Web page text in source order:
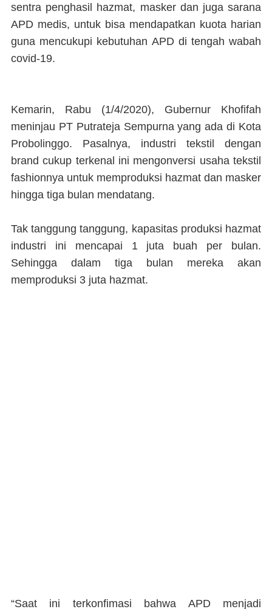
sentra penghasil hazmat, masker dan juga sarana
APD medis, untuk bisa mendapatkan kuota harian
guna mencukupi kebutuhan APD di tengah wabah
covid-19.
Kemarin, Rabu (1/4/2020), Gubernur Khofifah
meninjau PT Putrateja Sempurna yang ada di Kota
Probolinggo. Pasalnya, industri tekstil dengan
brand cukup terkenal ini mengonversi usaha tekstil
fashionnya untuk memproduksi hazmat dan masker
hingga tiga bulan mendatang.
Tak tanggung tanggung, kapasitas produksi hazmat
industri ini mencapai 1 juta buah per bulan.
Sehingga dalam tiga bulan mereka akan
memproduksi 3 juta hazmat.
“Saat ini terkonfimasi bahwa APD menjadi